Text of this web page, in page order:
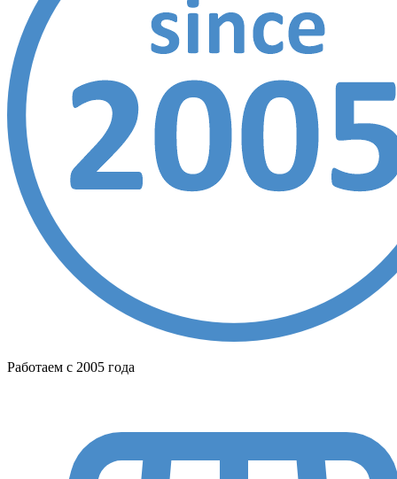
Работаем с 2005 года